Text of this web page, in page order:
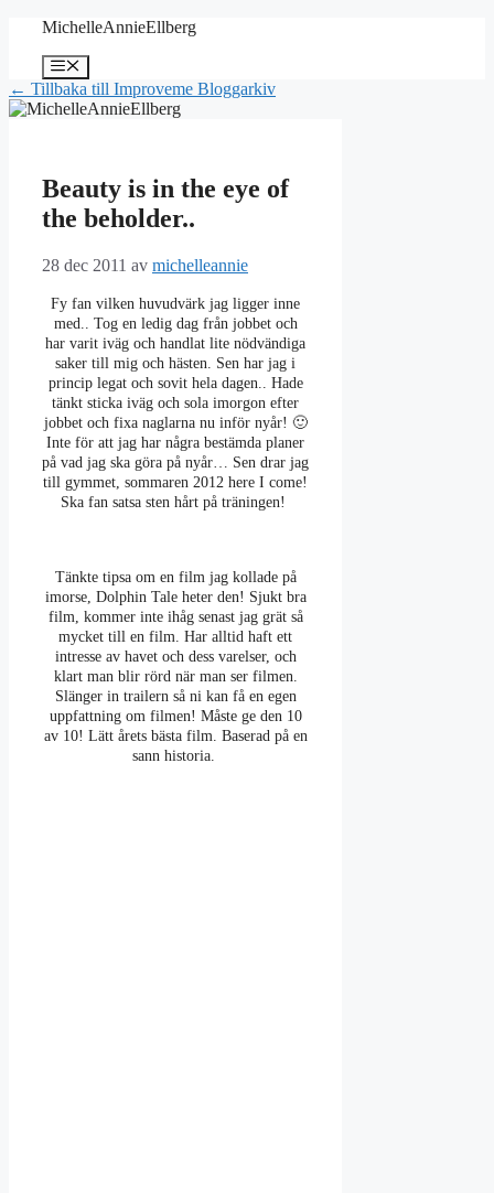
Hoppa
innehåll
MichelleAnnieEllberg
Meny
← Tillbaka till Improveme Bloggarkiv
Beauty is in the eye of
the beholder..
28 dec 2011 av michelleannie
Fy fan vilken huvudvärk jag ligger inne
med.. Tog en ledig dag från jobbet och
har varit iväg och handlat lite nödvändiga
saker till mig och hästen. Sen har jag i
princip legat och sovit hela dagen.. Hade
tänkt sticka iväg och sola imorgon efter
jobbet och fixa naglarna nu inför nyår! 🙂
Inte för att jag har några bestämda planer
på vad jag ska göra på nyår… Sen drar jag
till gymmet, sommaren 2012 here I come!
Ska fan satsa sten hårt på träningen!
Tänkte tipsa om en film jag kollade på
imorse, Dolphin Tale heter den! Sjukt bra
film, kommer inte ihåg senast jag grät så
mycket till en film. Har alltid haft ett
intresse av havet och dess varelser, och
klart man blir rörd när man ser filmen.
Slänger in trailern så ni kan få en egen
uppfattning om filmen! Måste ge den 10
av 10! Lätt årets bästa film. Baserad på en
sann historia.